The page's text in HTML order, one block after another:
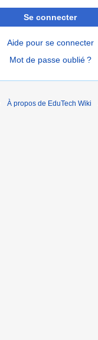
Se connecter
Aide pour se connecter
Mot de passe oublié ?
À propos de EduTech Wiki